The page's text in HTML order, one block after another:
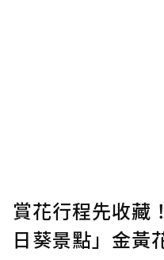
賞花行程先收藏
日葵景點」金黃